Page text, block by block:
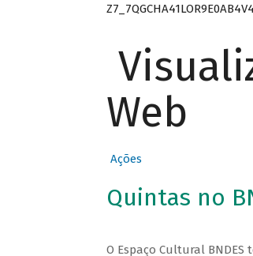
Web
Ações
Quintas no
O Espaço Cultural